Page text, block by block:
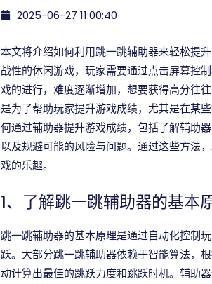
2025-06-27 11:00:40
本文将介绍如何利用跳一跳辅助器来轻松提
战性的休闲游戏，玩家需要通过点击屏幕控
戏的进行，难度逐渐增加，想要获得高分往
是为了帮助玩家提升游戏成绩，尤其是在某
何通过辅助器提升游戏成绩，包括了解辅助
以及规避可能的风险与问题。通过这些方法
戏的乐趣。
1、了解跳一跳辅助器的基本
跳一跳辅助器的基本原理是通过自动化控制
跃。大部分跳一跳辅助器依赖于智能算法，
动计算出最佳的跳跃力度和跳跃时机。辅助